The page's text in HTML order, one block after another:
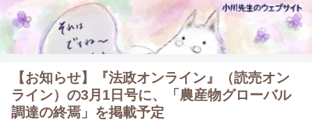
【お知らせ】『法政オンライン』（読売オン
ライン）の3月1日号に、「農産物グローバル
調達の終焉」を掲載予定